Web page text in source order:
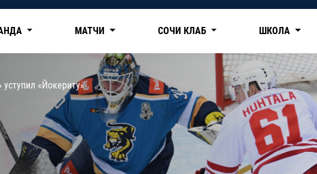
Трактор
Дивизион Чернышева
Авангард
Адмирал
КХЛ
МАТЧИ СОЧИ КЛАБ ШКОЛА
уступил «Йокериту»